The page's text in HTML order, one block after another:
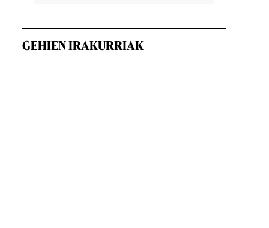
GEHIEN IRAKURRIAK